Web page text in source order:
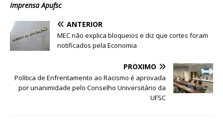
Imprensa Apufsc
ANTERIOR
MEC não explica bloqueios e diz que cortes foram
notificados pela Economia
PRÓXIMO
Política de Enfrentamento ao Racismo é aprovada
por unanimidade pelo Conselho Universitário da
UFSC